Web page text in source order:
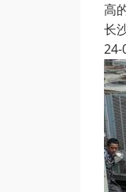
高
长
24-